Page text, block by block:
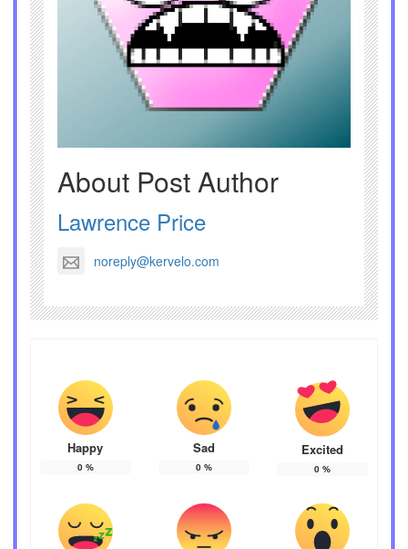
About Post Author
Lawrence Price
noreply@kervelo.com
Happy
0%
Sad
0%
Excited
0%